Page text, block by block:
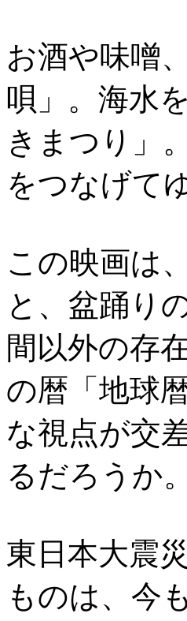
お酒や味噌
唄」。海水
きまつり」
をつなげて
この映画は
と、盆踊り
間以外の存
の暦「地球
な視点が交
るだろうか。
東日本大震
ものは、今